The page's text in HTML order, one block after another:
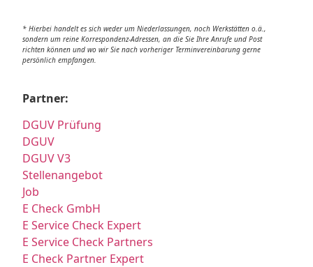
* Hierbei handelt es sich weder um Niederlassungen, noch Werkstätten o.ä.,
sondern um reine Korrespondenz-Adressen, an die Sie Ihre Anrufe und Post
richten können und wo wir Sie nach vorheriger Terminvereinbarung gerne
persönlich empfangen.
Partner:
DGUV Prüfung
DGUV
DGUV V3
Stellenangebot
Job
E Check GmbH
E Service Check Expert
E Service Check Partners
E Check Partner Expert